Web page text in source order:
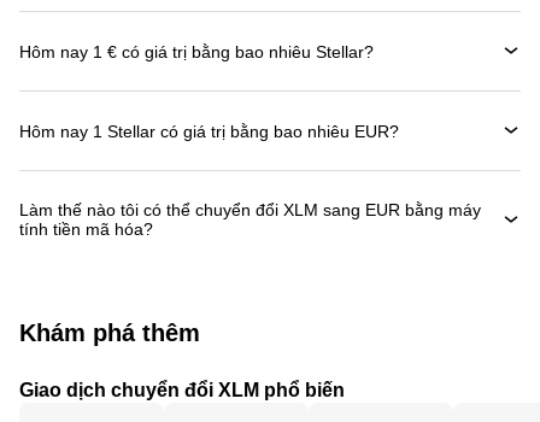
Hôm nay 1 € có giá trị bằng bao nhiêu Stellar?
Hôm nay 1 Stellar có giá trị bằng bao nhiêu EUR?
Làm thế nào tôi có thể chuyển đổi XLM sang EUR bằng máy
tính tiền mã hóa?
Khám phá thêm
Giao dịch chuyển đổi XLM phổ biến